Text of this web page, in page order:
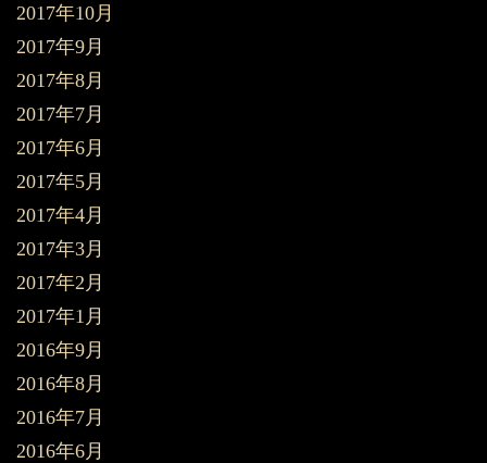
2017年10月
2017年9月
2017年8月
2017年7月
2017年6月
2017年5月
2017年4月
2017年3月
2017年2月
2017年1月
2016年9月
2016年8月
2016年7月
2016年6月